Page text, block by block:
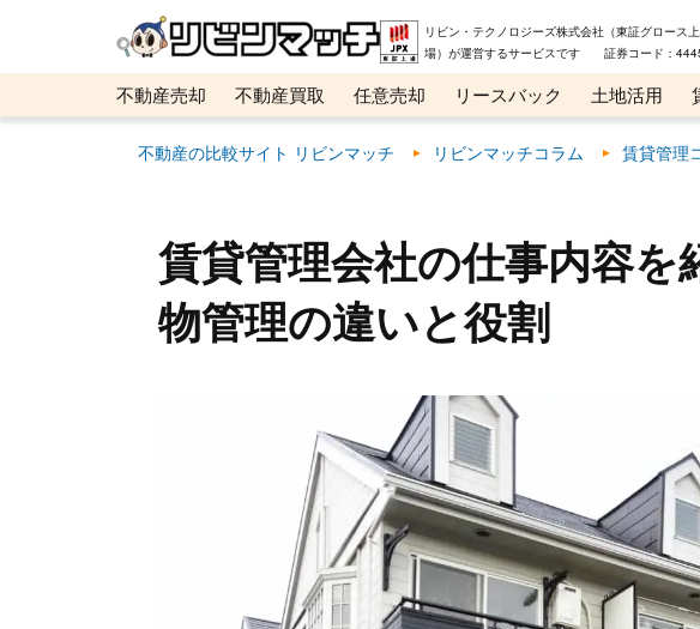
リビン・テクノロジーズ株式会社（東証グロース上
場）が運営するサービスです 証券コード：
不動産売却 不動産買取 任意売却 リースバック 土地活用
メタ住宅展示場
ベスト不動産カンパニー オンライン講座 リビ
不動産の比較サイト リビンマッチ リビンマッチコラム 賃貸管理
賃貸管理会社の仕事内容を
物管理の違いと役割